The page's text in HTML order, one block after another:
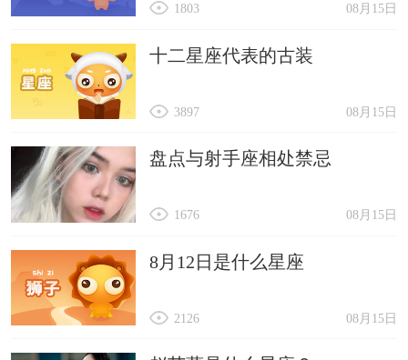
08月15日
1803
十二星座代表的古装
08月15日
3897
盘点与射手座相处禁忌
08月15日
1676
8月12日是什么星座
08月15日
2126